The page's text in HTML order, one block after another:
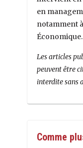
en
notamment
Économique.
Les articles
peuvent être
interdite sans
Comme